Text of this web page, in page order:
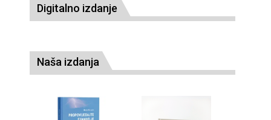
Digitalno izdanje
Naša izdanja